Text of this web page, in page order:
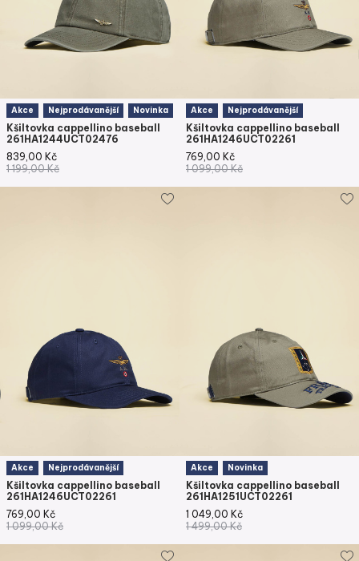
Akce Nejprodávanější Novinka
Kšiltovka cappellino baseball
261HA1244UCT02476
839,00 Kč
1 199,00Kč
Akce Nejprodávanější
Kšiltovka cappellino baseball
261HA1246UCT02261
769,00 Kč
1 099,00Kč
Akce Nejprodávanější
Kšiltovka cappellino baseball
261HA1246UCT02261
769,00 Kč
1 099,00Kč
Akce Novinka
Kšiltovka cappellino baseball
261HA1251UCT02261
1 049,00 Kč
1 499,00Kč